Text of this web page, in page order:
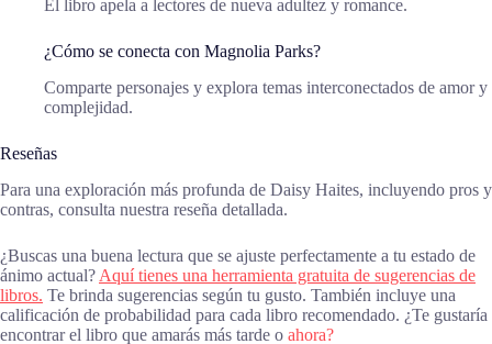
El libro apela a lectores de nueva adultez y romance.
¿Cómo se conecta con Magnolia Parks?
Comparte personajes y explora temas interconectados de amor y
complejidad.
Reseñas
Para una exploración más profunda de Daisy Haites, incluyendo pros y
contras, consulta nuestra reseña detallada.
¿Buscas una buena lectura que se ajuste perfectamente a tu estado de
ánimo actual? Aquí tienes una herramienta gratuita de sugerencias de
libros. Te brinda sugerencias según tu gusto. También incluye una
calificación de probabilidad para cada libro recomendado. ¿Te gustaría
encontrar el libro que amarás más tarde o ahora?